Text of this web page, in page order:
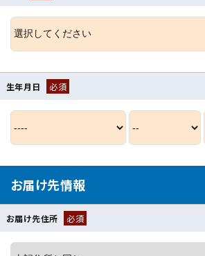
生年月日 必須
お届け先情報
お届け先住所 必須